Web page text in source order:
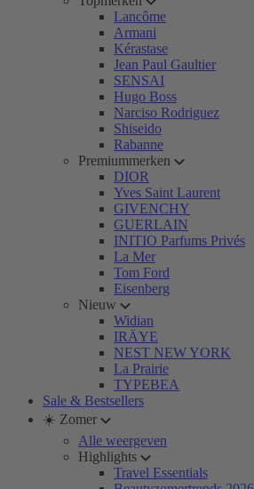
Lancôme
Armani
Kérastase
Jean Paul Gaultier
SENSAI
Hugo Boss
Narciso Rodriguez
Shiseido
Rabanne
Premiummerken
DIOR
Yves Saint Laurent
GIVENCHY
GUERLAIN
INITIO Parfums Privés
La Mer
Tom Ford
Eisenberg
Nieuw
Widian
IRÄYE
NEST NEW YORK
La Prairie
TYPEBEA
Sale & Bestsellers
☀️ Zomer
Alle weergeven
Highlights
Travel Essentials